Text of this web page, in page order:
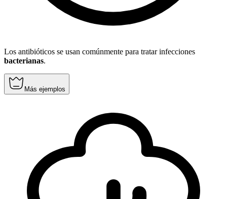
Los antibióticos se usan comúnmente para tratar infecciones
bacterianas.
Más ejemplos